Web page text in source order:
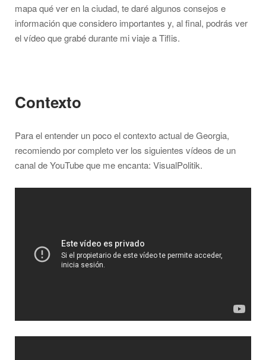
mapa qué ver en la ciudad, te daré algunos consejos e
información que considero importantes y, al final, podrás ver
el vídeo que grabé durante mi viaje a Tiflis.
Contexto
Para el entender un poco el contexto actual de Georgia,
recomiendo por completo ver los siguientes vídeos de un
canal de YouTube que me encanta: VisualPolitik.